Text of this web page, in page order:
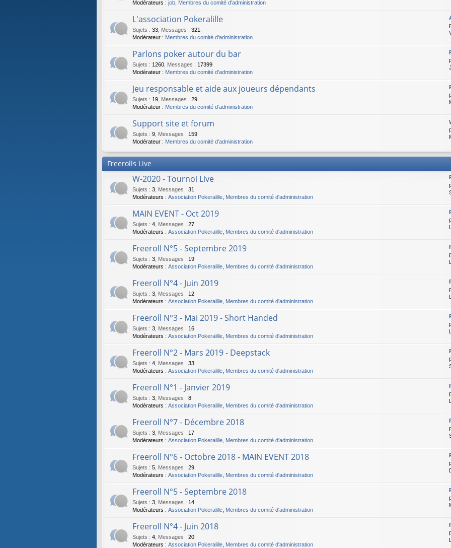
Modérateurs : job Membres du comité d'administration
L'association Pokeralille
Sujets : 33 Messages : 321
Modérateur : Membres du comité d'administration
Parlons poker autour du bar
Sujets : 1260 Messages : 17399
Modérateur : Membres du comité d'administration
Jeu responsable et aide aux joueurs dépendants
Sujets : 19 Messages : 29
Modérateur : Membres du comité d'administration
Support site et forum
Sujets : 9 Messages : 159
Modérateur : Membres du comité d'administration
Freerolls Live
W-2020 - Tournoi Live
Sujets : 3 Messages : 31
Modérateurs : Association Pokeralille Membres du comité d'administration
MAIN EVENT - Oct 2019
Sujets : 4 Messages : 27
Modérateurs : Association Pokeralille Membres du comité d'administration
Freeroll N°5 - Septembre 2019
Sujets : 3 Messages : 19
Modérateurs : Association Pokeralille Membres du comité d'administration
Freeroll N°4 - Juin 2019
Sujets : 3 Messages : 12
Modérateurs : Association Pokeralille Membres du comité d'administration
Freeroll N°3 - Mai 2019 - Short Handed
Sujets : 3 Messages : 16
Modérateurs : Association Pokeralille Membres du comité d'administration
Freeroll N°2 - Mars 2019 - Deepstack
Sujets : 4 Messages : 33
Modérateurs : Association Pokeralille Membres du comité d'administration
Freeroll N°1 - Janvier 2019
Sujets : 3 Messages : 8
Modérateurs : Association Pokeralille Membres du comité d'administration
Freeroll N°7 - Décembre 2018
Sujets : 3 Messages : 17
Modérateurs : Association Pokeralille Membres du comité d'administration
Freeroll N°6 - Octobre 2018 - MAIN EVENT 2018
Sujets : 5 Messages : 29
Modérateurs : Association Pokeralille Membres du comité d'administration
Freeroll N°5 - Septembre 2018
Sujets : 3 Messages : 14
Modérateurs : Association Pokeralille Membres du comité d'administration
Freeroll N°4 - Juin 2018
Sujets : 4 Messages : 20
Modérateurs : Association Pokeralille Membres du comité d'administration